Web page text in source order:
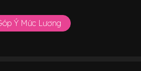
Ý Mức Lương